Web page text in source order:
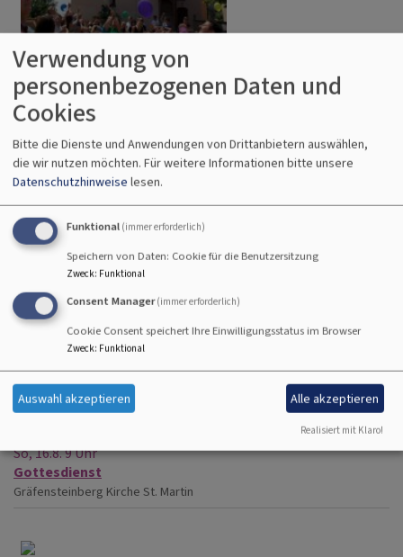
Sa, 15.8. 19 Uhr
Vorabendgottesdienste
GräfensteinbergKirche St. Martin
So, 16.8. 9 Uhr
Gottesdienst
Gräfensteinberg Kirche St. Martin
Verwendung von
personenbezogenen Daten und
Cookies
Bitte die Dienste und Anwendungen von Drittanbietern auswählen,
die wir nutzen möchten. Für weitere Informationen bitte unsere
Datenschutzhinweise lesen.
Funktional (immer erforderlich)
Speichern von Daten: Cookie für die Benutzersitzung
Zweck: Funktional
Consent Manager (immer erforderlich)
Cookie Consent speichert Ihre Einwilligungsstatus im Browser
Zweck: Funktional
Auswahl akzeptieren Alle akzeptieren
Realisiert mit Klaro!